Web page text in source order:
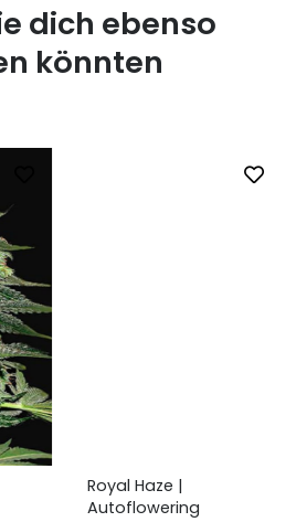
dich ebenso
könnten
Royal Haze |
Autoflowering